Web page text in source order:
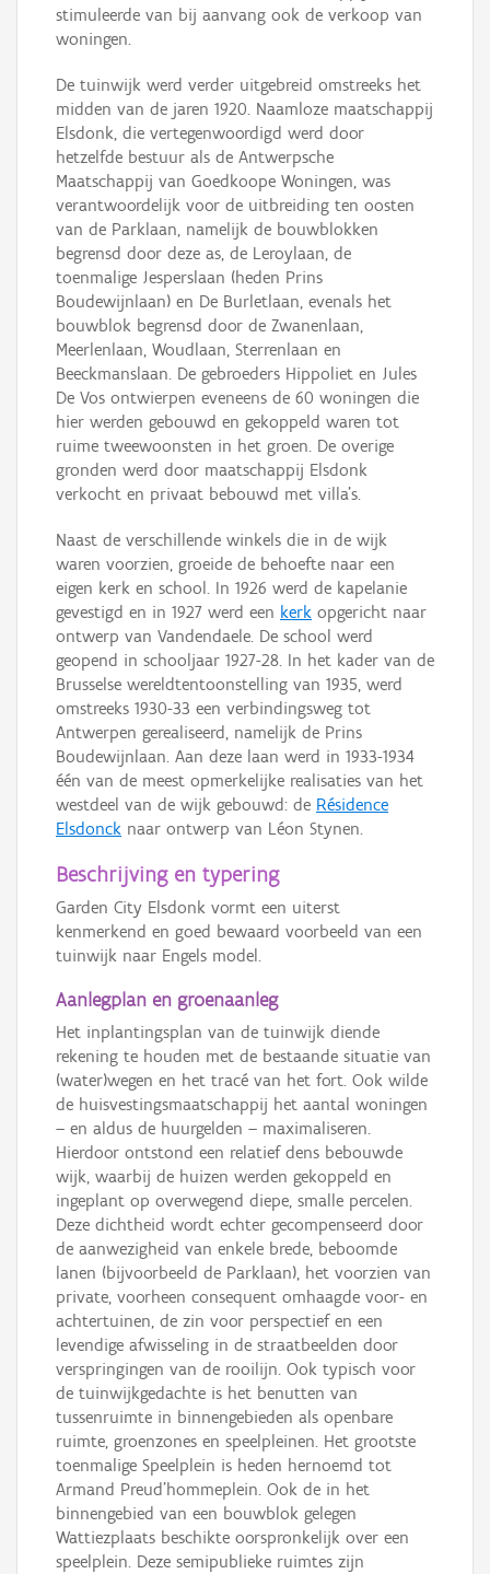
stimuleerde van bij aanvang ook de verkoop van
woningen.
De tuinwijk werd verder uitgebreid omstreeks het
midden van de jaren 1920. Naamloze maatschappij
Elsdonk, die vertegenwoordigd werd door
hetzelfde bestuur als de Antwerpsche
Maatschappij van Goedkoope Woningen, was
verantwoordelijk voor de uitbreiding ten oosten
van de Parklaan, namelijk de bouwblokken
begrensd door deze as, de Leroylaan, de
toenmalige Jesperslaan (heden Prins
Boudewijnlaan) en De Burletlaan, evenals het
bouwblok begrensd door de Zwanenlaan,
Meerlenlaan, Woudlaan, Sterrenlaan en
Beeckmanslaan. De gebroeders Hippoliet en Jules
De Vos ontwierpen eveneens de 60 woningen die
hier werden gebouwd en gekoppeld waren tot
ruime tweewoonsten in het groen. De overige
gronden werd door maatschappij Elsdonk
verkocht en privaat bebouwd met villa’s.
Naast de verschillende winkels die in de wijk
waren voorzien, groeide de behoefte naar een
eigen kerk en school. In 1926 werd de kapelanie
gevestigd en in 1927 werd een kerk opgericht naar
ontwerp van Vandendaele. De school werd
geopend in schooljaar 1927-28. In het kader van de
Brusselse wereldtentoonstelling van 1935, werd
omstreeks 1930-33 een verbindingsweg tot
Antwerpen gerealiseerd, namelijk de Prins
Boudewijnlaan. Aan deze laan werd in 1933-1934
één van de meest opmerkelijke realisaties van het
westdeel van de wijk gebouwd: de Résidence
Elsdonck naar ontwerp van Léon Stynen.
Beschrijving en typering
Garden City Elsdonk vormt een uiterst
kenmerkend en goed bewaard voorbeeld van een
tuinwijk naar Engels model.
Aanlegplan en groenaanleg
Het inplantingsplan van de tuinwijk diende
rekening te houden met de bestaande situatie van
(water)wegen en het tracé van het fort. Ook wilde
de huisvestingsmaatschappij het aantal woningen
– en aldus de huurgelden – maximaliseren.
Hierdoor ontstond een relatief dens bebouwde
wijk, waarbij de huizen werden gekoppeld en
ingeplant op overwegend diepe, smalle percelen.
Deze dichtheid wordt echter gecompenseerd door
de aanwezigheid van enkele brede, beboomde
lanen (bijvoorbeeld de Parklaan), het voorzien van
private, voorheen consequent omhaagde voor- en
achtertuinen, de zin voor perspectief en een
levendige afwisseling in de straatbeelden door
verspringingen van de rooilijn. Ook typisch voor
de tuinwijkgedachte is het benutten van
tussenruimte in binnengebieden als openbare
ruimte, groenzones en speelpleinen. Het grootste
toenmalige Speelplein is heden hernoemd tot
Armand Preud’hommeplein. Ook de in het
binnengebied van een bouwblok gelegen
Wattiezplaats beschikte oorspronkelijk over een
speelplein. Deze semipublieke ruimtes zijn